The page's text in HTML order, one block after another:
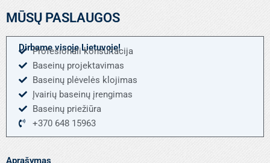
POOL
WICKER
dark
427x107
MŪSŲ PASLAUGOS
Dirbame visoje Lietuvoje!
Profesionali konsultacija
Baseinų projektavimas
Baseinų plėvelės klojimas
Įvairių baseinų įrengimas
Baseinų priežiūra
+370 648 15963
Aprašymas